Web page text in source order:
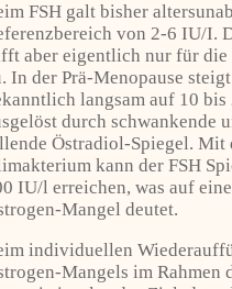
FSH galt bisher
von 2-6 IU/I.
aber eigentlich nur für die
In der Prä-Menopause
langsam auf 10 bis
durch schwankende
Östradiol-Spiegel. Mit
kann der FSH
IU/l erreichen, was auf
Mangel deutet.
individuellen
Mangels im Rahmen